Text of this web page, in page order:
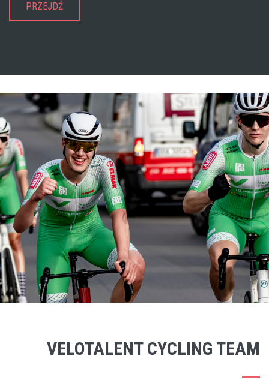
PRZEJDŹ
VELOTALENT CYCLING TEAM